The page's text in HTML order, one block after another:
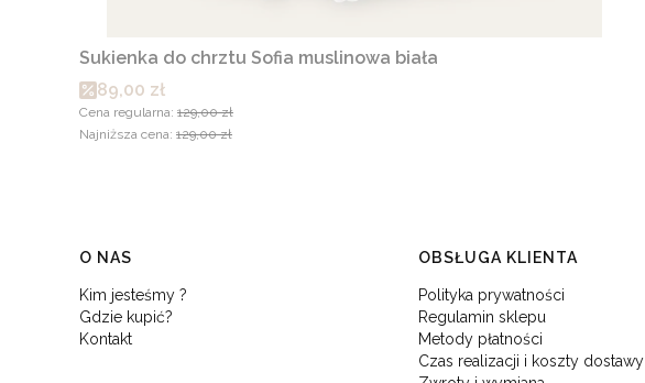
Sukienka do chrztu Sofia muslinowa biała
Cena promocyjna
89,00 zł
Cena regularna: 129,00 zł
Najniższa cena: 129,00 zł
Linki w stopce
O NAS
Kim jesteśmy ?
Gdzie kupić?
Kontakt
OBSŁUGA KLIENTA
Polityka prywatności
Regulamin sklepu
Metody płatności
Czas realizacji i koszty dostawy